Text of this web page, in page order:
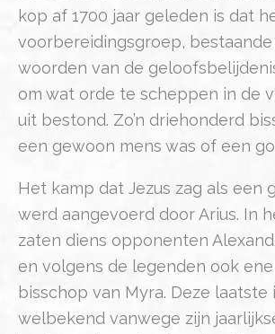
kop af 1700 jaar geleden is dat
voorbereidingsgroep,
woorden van de
om wat orde te scheppen in de
uit bestond. Zo’n driehonderd
een gewoon mens was of een
Het kamp dat Jezus zag als een
werd aangevoerd door Arius. In
zaten diens opponenten
en volgens de legenden ook
bisschop van Myra. Deze laatste
welbekend vanwege zijn